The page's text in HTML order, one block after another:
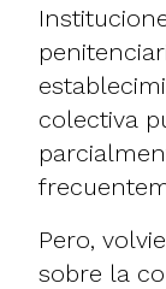
colectiva
Pero,
sobre la